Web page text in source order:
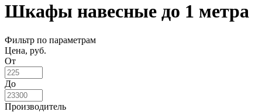
Шкафы навесные до 1 метра
Фильтр по параметрам
Цена, руб.
От
До
Производитель